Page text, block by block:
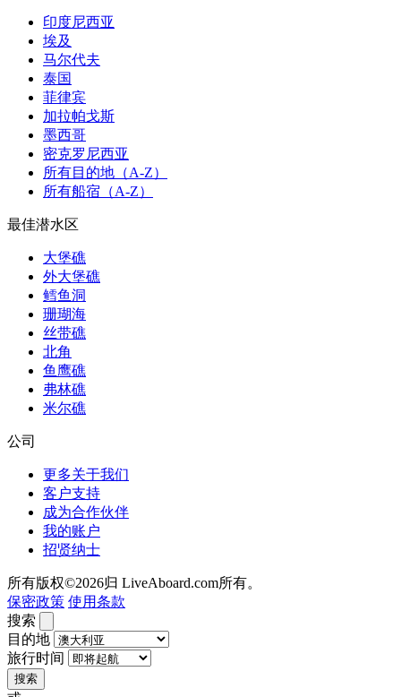
印度尼西亚
埃及
马尔代夫
泰国
菲律宾
加拉帕戈斯
墨西哥
密克罗尼西亚
所有目的地（A-Z）
所有船宿（A-Z）
最佳潜水区
大堡礁
外大堡礁
鳕鱼洞
珊瑚海
丝带礁
北角
鱼鹰礁
弗林礁
米尔礁
公司
更多关于我们
客户支持
成为合作伙伴
我的账户
招贤纳士
所有版权©2026归 LiveAboard.com所有。
保密政策 使用条款
搜索
目的地
旅行时间
搜索